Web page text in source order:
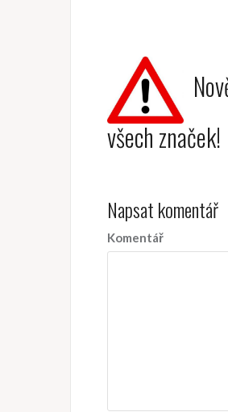
všech značek!
Napsat komentář
Komentář